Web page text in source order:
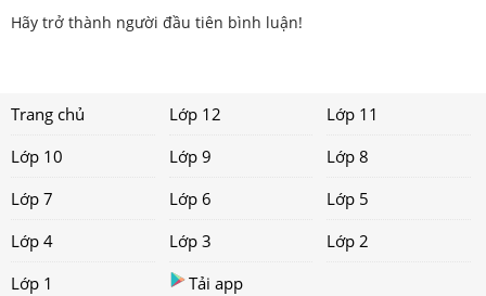
Hãy trở thành người đầu tiên bình luận!
Trang chủ Lớp 12
Lớp 11
Lớp 10
Lớp 9
Lớp 8
Lớp 7
Lớp 6
Lớp 5
Lớp 4
Lớp 3
Lớp 2
Lớp 1
Tải app